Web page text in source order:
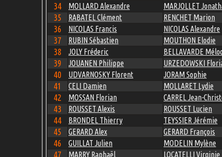
34 MOLLARD Alexandre MARJOLLET
35 RABATEL Clément RENCHET Marion
36 NICOLAS Francis NICOLAS Alexandre
37 RUBIN Sébastien MOUTHON Elodie
38 JOLY Fréderic BELLAVARDE
39 JOUANEN Philippe URZEDOWSKI
40 UDVARNOSKY Florent JORAM Sophie
41 CELI Damien MOLLARET Lydie
42 MOSSAN Florian CARREL Jean-
43 ROUSSET Alexis ROUSSET Lucien
44 BRONDEL Thierry TEYSSIER Jérémie
45 GERARD Alex GERARD François
46 GUILLAT Julien MODELIN Mylène
47 MARRY Raphaël LOCATELLI Virginie